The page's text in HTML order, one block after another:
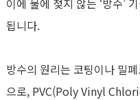
이에 물에 젖지 않는 ‘방수’
됩니다.
방수의 원리는 코팅이나 밀
으로, PVC(Poly Vinyl